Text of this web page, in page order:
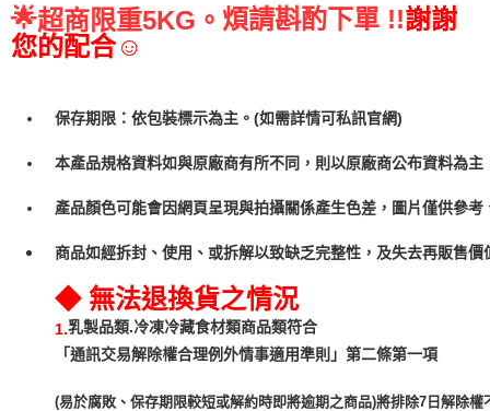
🌟超商限重5KG。 煩請斟酌下單 !!謝謝
您的配合☺
保存期限：依包裝標示為主。(如需詳情可私訊官網)
本產品規格資料如與原廠商有所不同，則以原廠商公布資料為主
產品顏色可能會因網頁呈現與拍攝關係產生色差，圖片僅供參
商品如經拆封、使用、或拆解以致缺乏完整性，及失去再販售
◆ 無法退換貨之情況
1.乳製品類.冷凍冷藏食材類商品類符合
「通訊交易解除權合理例外情事適用準則」第二條第一項
(易於腐敗、保存期限較短或解約時即將逾期之商品)將排除7日解除權